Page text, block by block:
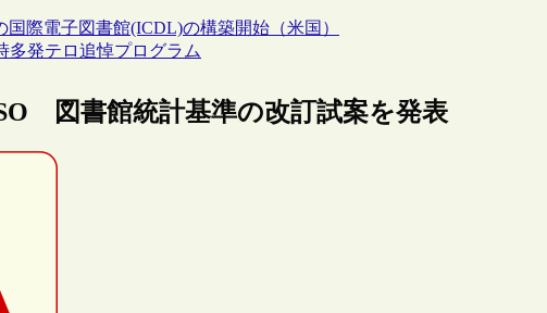
国際電子図書館(ICDL)の構築開始（米国）
多発テロ追悼プログラム
図書館統計基準の改訂試案を発表